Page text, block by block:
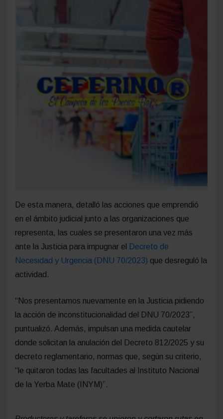
De esta manera, detalló las acciones que emprendió
en el ámbito judicial junto a las organizaciones que
representa, las cuales se presentaron una vez más
ante la Justicia para impugnar el
Decreto de
Necesidad y Urgencia (DNU 70/2023) que desreguló la
actividad.
“Nos presentamos nuevamente en la Justicia pidiendo
la acción de inconstitucionalidad del DNU 70/2023”,
puntualizó. Además, impulsan una medida cautelar
donde solicitan la anulación del Decreto 812/2025 y su
decreto reglamentario, normas que, según su criterio,
“le quitaron todas las facultades al Instituto Nacional
de la Yerba Mate (INYM)”.